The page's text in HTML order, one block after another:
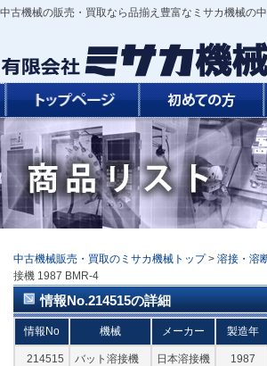
中古機械の販売・買取なら品揃え豊富なミサカ機械の
中古機械販売・買取のミサカ機械トップ > 溶接・溶
接機 1987 BMR-4
情報No.214515の詳細
情報No 機械 メーカー 製造年
214515 バット溶接機 日本溶接機 1987